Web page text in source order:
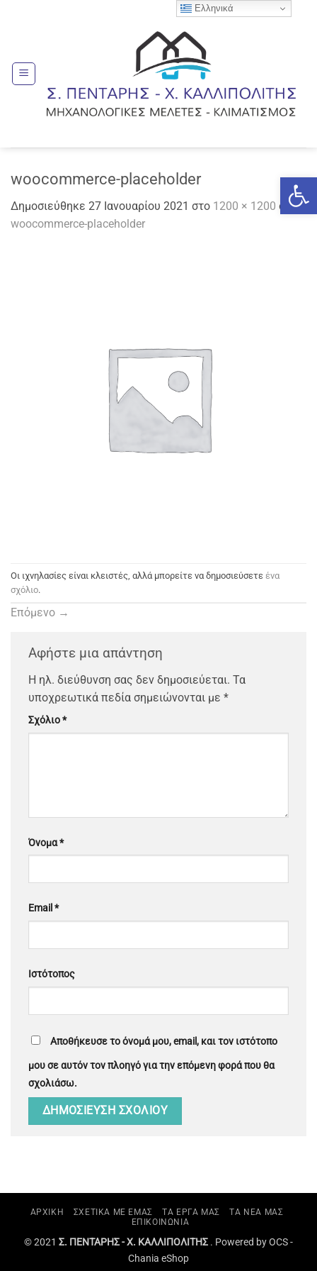
woocommerce-placeholder
Δημοσιεύθηκε 27 Ιανουαρίου 2021 στο 1200 × 1200 σε
woocommerce-placeholder
Οι ιχνηλασίες είναι κλειστές, αλλά μπορείτε να δημοσιεύσετε ένα
σχόλιο.
Επόμενο →
Αφήστε μια απάντηση
Η ηλ. διεύθυνση σας δεν δημοσιεύεται. Τα
υποχρεωτικά πεδία σημειώνονται με *
Σχόλιο*
Όνομα*
Email*
Ιστότοπος
Αποθήκευσε το όνομά μου, email, και τον ιστότοπο
μου σε αυτόν τον πλοηγό για την επόμενη φορά που θα
σχολιάσω.
ΑΡΧΙΚΗ ΣΧΕΤΙΚΑ ΜΕ ΕΜΑΣ ΤΑ ΕΡΓΑ ΜΑΣ
ΤΑ ΝΕΑ ΜΑΣ
ΕΠΙΚΟΙΝΩΝΙΑ
© 2021 Σ. ΠΕΝΤΑΡΗΣ - Χ. ΚΑΛΛΙΠΟΛΙΤΗΣ . Powered by OCS -
Chania eShop
Ελληνικά